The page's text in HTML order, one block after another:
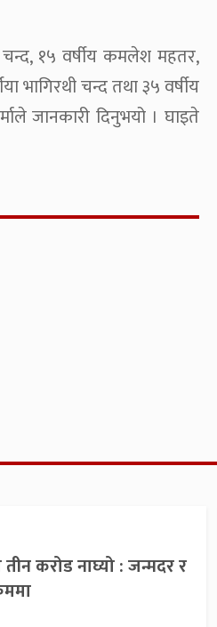
चन्द, १५ वर्षीय कमलेश महतर,
भागिरथी चन्द तथा ३५ वर्षीय
जानकारी दिनुभयो । घाइते
करोड नाघ्यो : जन्मदर र